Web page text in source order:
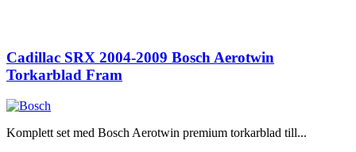
Cadillac SRX 2004-2009 Bosch Aerotwin
Torkarblad Fram
Komplett set med Bosch Aerotwin premium torkarblad till...